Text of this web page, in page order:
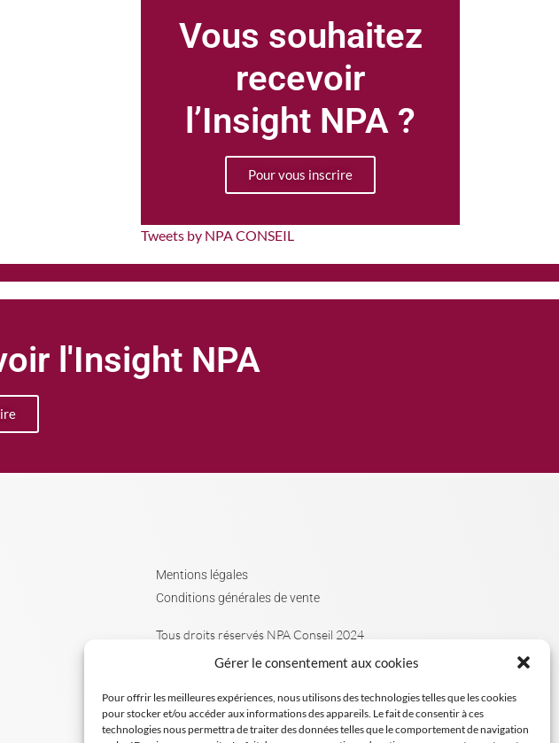
Gérer le consentement aux cookies
Pour offrir les meilleures expériences, nous utilisons des technologies telles que les cookies
pour stocker et/ou accéder aux informations des appareils. Le fait de consentir à ces
technologies nous permettra de traiter des données telles que le comportement de navigation
Vous souhaitez
recevoir
l’Insight NPA ?
Pour vous inscrire
Tweets by NPA CONSEIL
l'Insight NPA
Mentions légales
Conditions générales de vente
Tous droits réservés NPA Conseil 2024